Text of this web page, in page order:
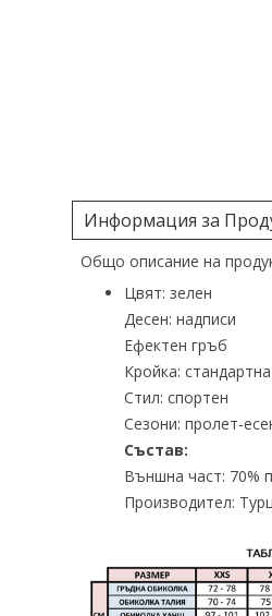
Информация за
Общо описание на
Цвят: зелен
Десен: надписи
Ефектен гръб
Кройка: стандартна
Стил: спортен
Сезони: пролет-
Състав:
Външна част: 70%
Производител: